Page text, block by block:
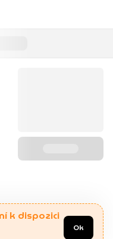
k dispozici
Ok